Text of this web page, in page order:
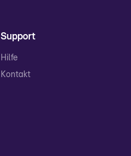
Support
Hilfe
Kontakt